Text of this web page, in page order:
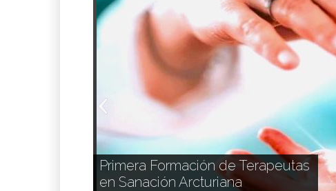
Primera Formación de Terapeutas
en Sanación Arcturiana